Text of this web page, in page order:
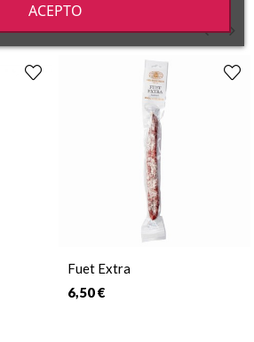
Fuet Extra
6,50 €
›
ACEPTO